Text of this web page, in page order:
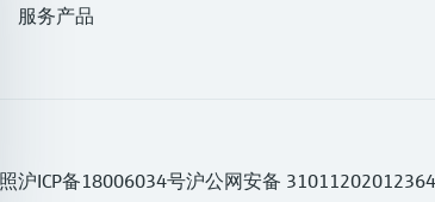
服务产品
沪ICP备18006034号沪公网安备